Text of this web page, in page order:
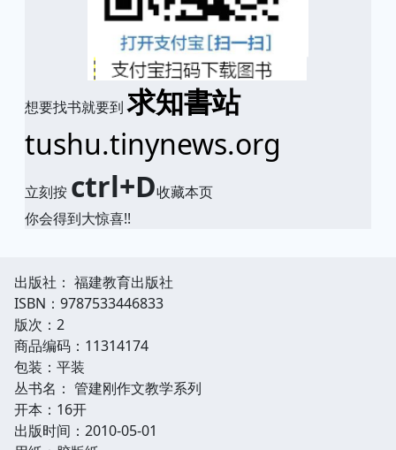
想要找书就要到求知書站
tushu.tinynews.org
立刻按 ctrl+D收藏本页
你会得到大惊喜!!
出版社： 福建教育出版社
ISBN：9787533446833
版次：2
商品编码：11314174
包装：平装
丛书名： 管建刚作文教学系列
开本：16开
出版时间：2010-05-01